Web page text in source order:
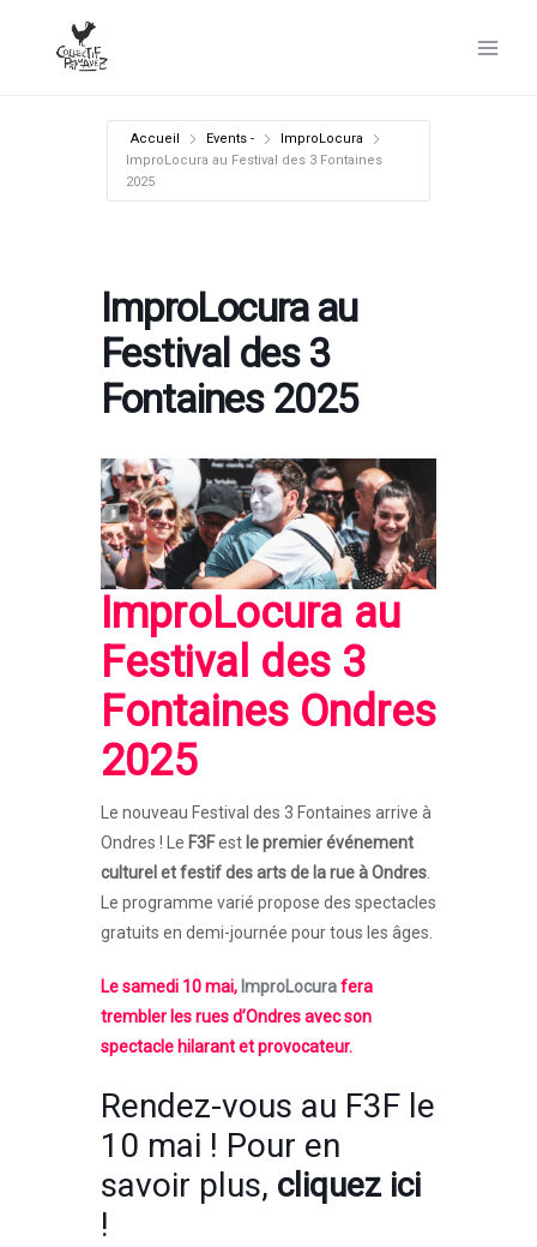
Accueil Events -
ImproLocura
ImproLocura au Festival des 3 Fontaines
2025
ImproLocura au
Festival des 3
Fontaines 2025
ImproLocura au
Festival des 3
Fontaines Ondres
2025
Le nouveau Festival des 3 Fontaines arrive à
Ondres ! Le F3Fest le premier événement
culturel et festif des arts de la rue à Ondres.
Le programme varié propose des spectacles
gratuits en demi-journée pour tous les âges.
Le samedi 10 mai, ImproLocurafera
trembler les rues d’Ondres avec son
spectacle hilarant et provocateur.
Rendez-vous au F3F le
10 mai ! Pour en
savoir plus, cliquez ici
!